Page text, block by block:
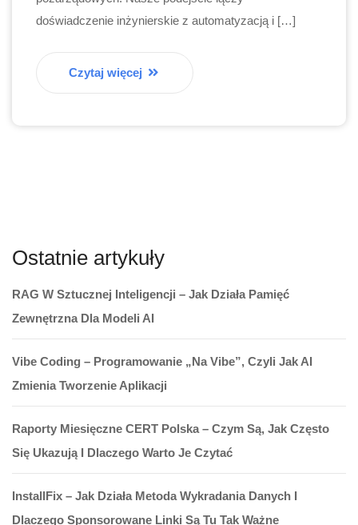
doświadczenie inżynierskie z automatyzacją i […]
Czytaj więcej
Ostatnie artykuły
RAG W Sztucznej Inteligencji – Jak Działa Pamięć
Zewnętrzna Dla Modeli AI
Vibe Coding – Programowanie „na Vibe”, Czyli Jak AI
Zmienia Tworzenie Aplikacji
Raporty Miesięczne CERT Polska – Czym Są, Jak Często
Się Ukazują I Dlaczego Warto Je Czytać
InstallFix – Jak Działa Metoda Wykradania Danych I
Dlaczego Sponsorowane Linki Są Tu Tak Ważne